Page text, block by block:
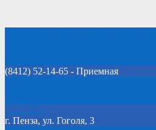
(8412) 52-14-65 - Приемная
Click Here
г. Пенза, ул. Гоголя, 3